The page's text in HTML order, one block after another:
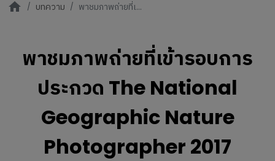
บทความ พาชมภาพถ่ายที่เ...
พาชมภาพถ่ายที่เข้ารอบการ
ประกวด The National
Geographic Nature
Photographer 2017